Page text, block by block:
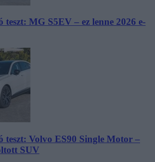
MG S5EV – ez lenne 2026 e-
teszt: Volvo ES90 Single Motor –
SUV